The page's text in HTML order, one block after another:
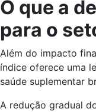
O que a
para o
Além do impacto
índice oferece uma
saúde suplementar
A redução gradual